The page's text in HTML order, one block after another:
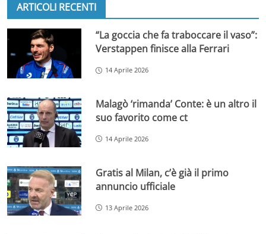
ARTICOLI RECENTI
“La goccia che fa traboccare il vaso”:
Verstappen finisce alla Ferrari
14 Aprile 2026
Malagò ‘rimanda’ Conte: è un altro il
suo favorito come ct
14 Aprile 2026
Gratis al Milan, c’è già il primo
annuncio ufficiale
13 Aprile 2026